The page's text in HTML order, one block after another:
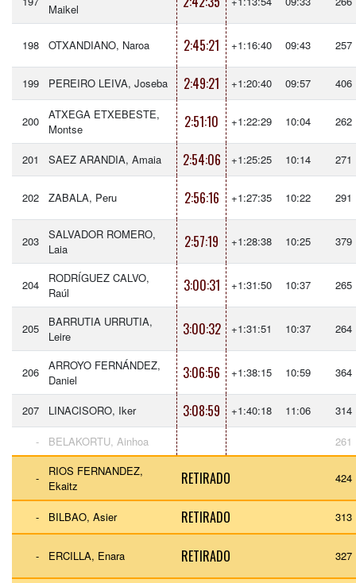
Maikel
198 OTXANDIANO, Naroa 2:45:21 +1:16:40 09:43 257
199 PEREIRO LEIVA, Joseba 2:49:21 +1:20:40 09:57 406
200
ATXEGA ETXEBESTE,
Montse
2:51:10 +1:22:29 10:04 262
201 SAEZ ARANDIA, Amaia 2:54:06 +1:25:25 10:14 271
202 ZABALA, Peru 2:56:16 +1:27:35 10:22 291
203
SALVADOR ROMERO,
Laia
2:57:19 +1:28:38 10:25 379
204
RODRÍGUEZ CALVO,
Raúl
3:00:31 +1:31:50 10:37 265
205
BARRUTIA URRUTIA,
Leire
3:00:32 +1:31:51 10:37 264
206
ARROYO FERNÁNDEZ,
Daniel
3:06:56 +1:38:15 10:59 364
207 LINACISORO, Iker 3:08:59 +1:40:18 11:06 314
- BELAKORTU, Ainhoa 261
-
RIOS FERNANDEZ,
Ekaitz
RETIRADO 424
- BILBAO, Asier RETIRADO 313
- ERCILLA, Enara RETIRADO 327